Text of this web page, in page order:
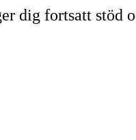
dig fortsatt stöd